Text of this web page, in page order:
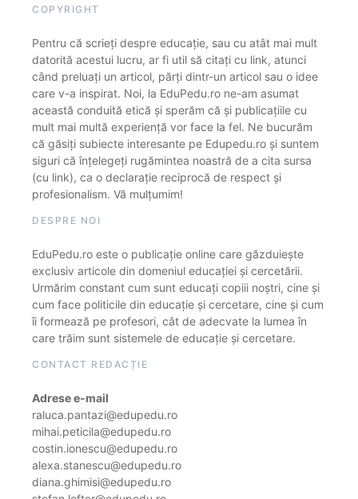
COPYRIGHT
Pentru că scrieți despre educație, sau cu atât mai mult
datorită acestui lucru, ar fi util să citați cu link, atunci
când preluați un articol, părți dintr-un articol sau o idee
care v-a inspirat. Noi, la EduPedu.ro ne-am asumat
această conduită etică și sperăm că și publicațiile cu
mult mai multă experiență vor face la fel. Ne bucurăm
că găsiți subiecte interesante pe Edupedu.ro și suntem
siguri că înțelegeți rugămintea noastră de a cita sursa
(cu link), ca o declarație reciprocă de respect și
profesionalism. Vă mulțumim!
DESPRE NOI
EduPedu.ro este o publicație online care găzduiește
exclusiv articole din domeniul educației și cercetării.
Urmărim constant cum sunt educați copiii noștri, cine și
cum face politicile din educație și cercetare, cine și cum
îi formează pe profesori, cât de adecvate la lumea în
care trăim sunt sistemele de educație și cercetare.
CONTACT REDACȚIE
Adrese e-mail
raluca.pantazi@edupedu.ro
mihai.peticila@edupedu.ro
costin.ionescu@edupedu.ro
alexa.stanescu@edupedu.ro
diana.ghimisi@edupedu.ro